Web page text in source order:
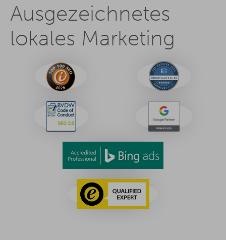
Ausgezeichnetes
lokales Marketing